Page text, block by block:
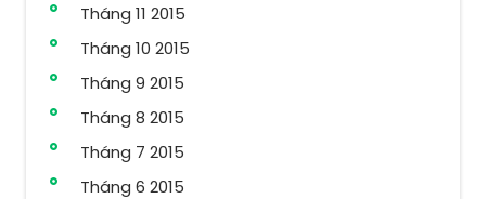
Tháng 11 2015
Tháng 10 2015
Tháng 9 2015
Tháng 8 2015
Tháng 7 2015
Tháng 6 2015